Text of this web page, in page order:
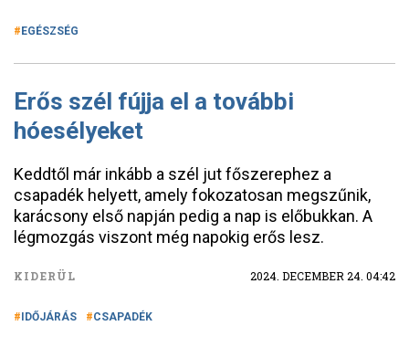
EGÉSZSÉG
Erős szél fújja el a további
hóesélyeket
Keddtől már inkább a szél jut főszerephez a
csapadék helyett, amely fokozatosan megszűnik,
karácsony első napján pedig a nap is előbukkan. A
légmozgás viszont még napokig erős lesz.
KIDERÜL 2024. DECEMBER 24. 04:42
IDŐJÁRÁS CSAPADÉK